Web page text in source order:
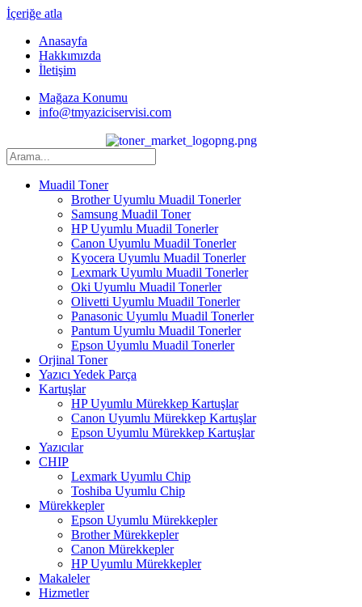
İçeriğe atla
Anasayfa
Hakkımızda
İletişim
Mağaza Konumu
info@tmyaziciservisi.com
Muadil Toner
Brother Uyumlu Muadil Tonerler
Samsung Muadil Toner
HP Uyumlu Muadil Tonerler
Canon Uyumlu Muadil Tonerler
Kyocera Uyumlu Muadil Tonerler
Lexmark Uyumlu Muadil Tonerler
Oki Uyumlu Muadil Tonerler
Olivetti Uyumlu Muadil Tonerler
Panasonic Uyumlu Muadil Tonerler
Pantum Uyumlu Muadil Tonerler
Epson Uyumlu Muadil Tonerler
Orjinal Toner
Yazıcı Yedek Parça
Kartuşlar
HP Uyumlu Mürekkep Kartuşlar
Canon Uyumlu Mürekkep Kartuşlar
Epson Uyumlu Mürekkep Kartuşlar
Yazıcılar
CHIP
Lexmark Uyumlu Chip
Toshiba Uyumlu Chip
Mürekkepler
Epson Uyumlu Mürekkepler
Brother Mürekkepler
Canon Mürekkepler
HP Uyumlu Mürekkepler
Makaleler
Hizmetler